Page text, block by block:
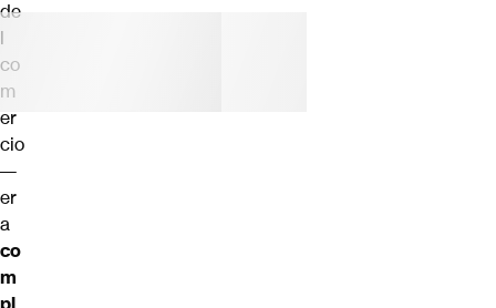
de
l
co
m
er
cio
—
er
a
co
m